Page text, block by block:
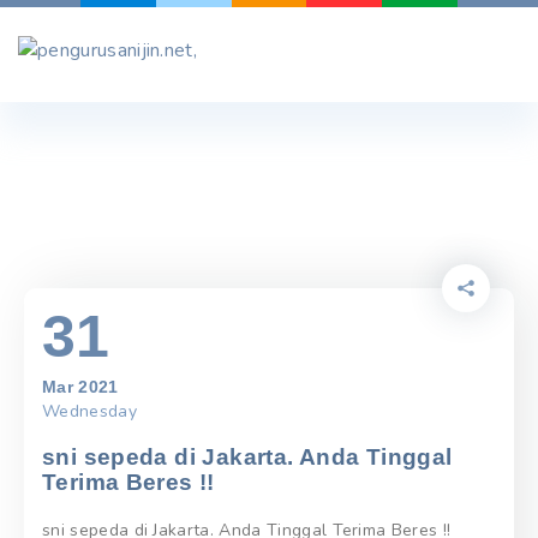
Skip
31
Mar 2021
Wednesday
sni sepeda di Jakarta. Anda Tinggal
Terima Beres !!
sni sepeda di Jakarta. Anda Tinggal Terima Beres !!